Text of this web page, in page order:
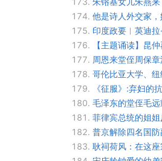
174. 他是诗人外交家
175. 印度政要︱英迪拉
176.
【主题诵读】昆
177. 周恩来堂侄周保
178. 哥伦比亚大学、
179.
《征服》:弃妇的
180. 毛泽东的堂侄毛远
181. 菲律宾总统的姐
182. 普京解除四名国
183. 耿祠荷风：在这